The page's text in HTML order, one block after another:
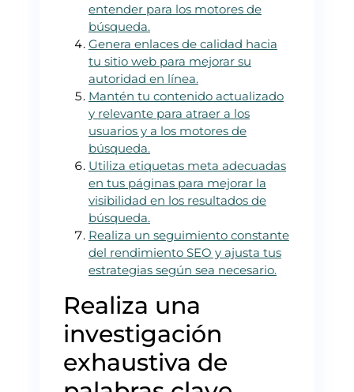
entender para los motores de
búsqueda.
Genera enlaces de calidad hacia
tu sitio web para mejorar su
autoridad en línea.
Mantén tu contenido actualizado
y relevante para atraer a los
usuarios y a los motores de
búsqueda.
Utiliza etiquetas meta adecuadas
en tus páginas para mejorar la
visibilidad en los resultados de
búsqueda.
Realiza un seguimiento constante
del rendimiento SEO y ajusta tus
estrategias según sea necesario.
Realiza una
investigación
exhaustiva de